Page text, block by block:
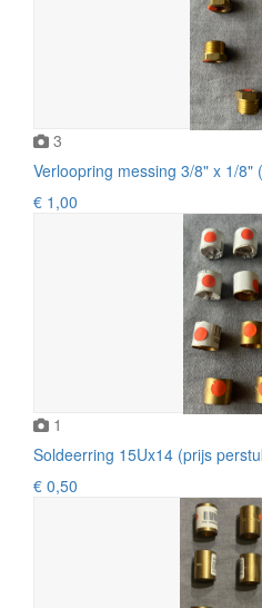
3
Verloopring messing 3/8" x 1/8"
€ 1,00
1
Soldeerring 15Ux14 (prijs
€ 0,50